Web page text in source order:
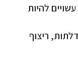
להיות
ריצוף